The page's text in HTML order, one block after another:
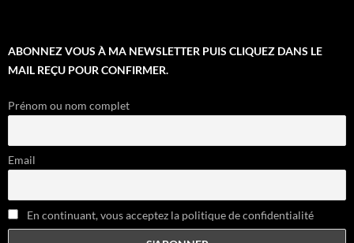
ABONNEZ VOUS À MA NEWSLETTER PUIS CLIQUEZ DANS LE
MAIL REÇU POUR CONFIRMER.
Prénom ou nom complet
Email
En continuant, vous acceptez la politique de confidentialité